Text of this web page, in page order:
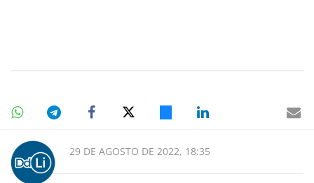
29 DE AGOSTO DE 2022, 18:35